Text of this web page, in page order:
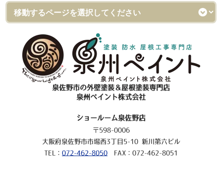
泉佐野市の外壁塗装＆屋根塗装専門店
泉州ペイント株式会社
ショールーム泉佐野店
〒598-0006
大阪府泉佐野市市場西3丁目5-10 新川第六ビル
TEL： 072-462-8050 FAX：072-462-8051